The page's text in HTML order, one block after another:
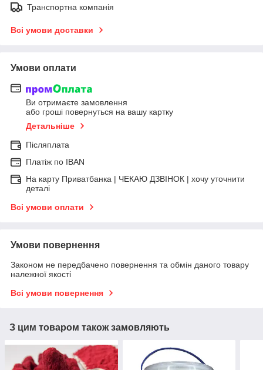
Транспортна компанія
Всі умови доставки
Умови оплати
Ви отримаєте замовлення
або гроші повернуться на вашу картку
Детальніше
Післяплата
Платіж по IBAN
На карту Приватбанка | ЧЕКАЮ ДЗВІНОК | хочу уточнити
деталі
Всі умови оплати
Умови повернення
Законом не передбачено повернення та обмін даного товару
належної якості
Всі умови повернення
З цим товаром також замовляють